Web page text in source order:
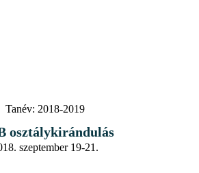
Tanév: 2018-2019
osztálykirándulás
szeptember 19-21.